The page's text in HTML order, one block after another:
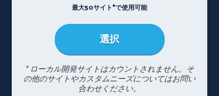
最大50サイト*で使用可能
選択
* ローカル開発サイトはカウントされません。そ
の他のサイトやカスタムニーズについてはお問い
合わせください。